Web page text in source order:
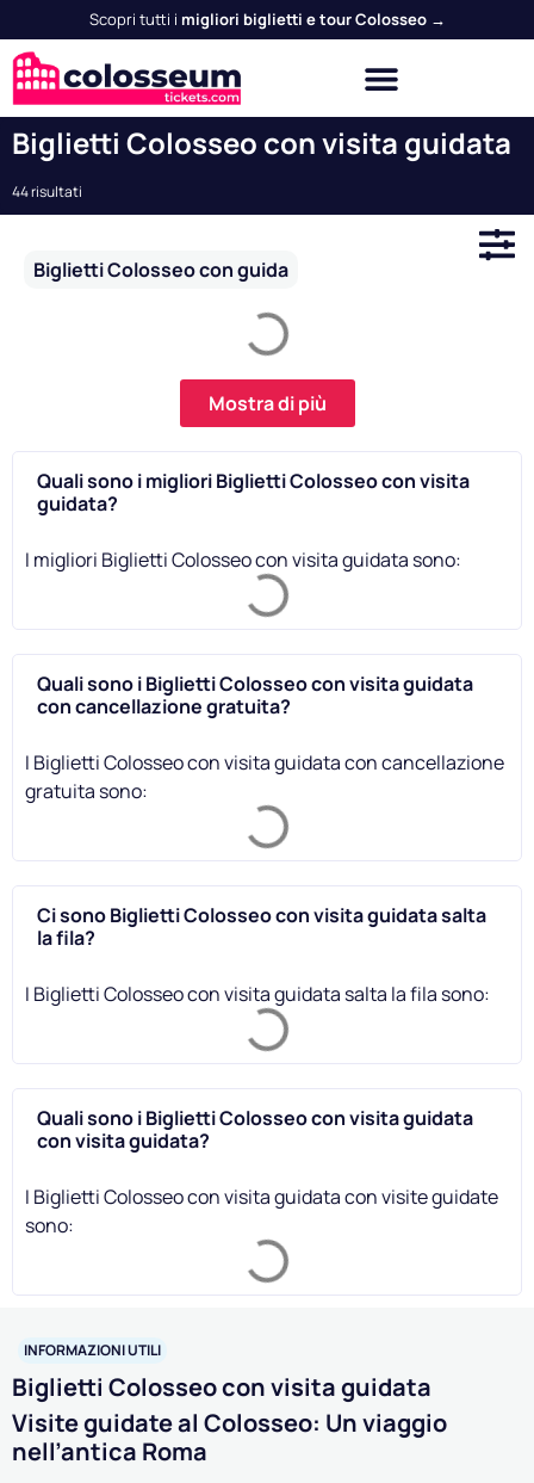
Scopri tutti i migliori biglietti e tour Colosseo →
Biglietti Colosseo con visita guidata
44 risultati
Biglietti Colosseo con guida
Mostra di più
Quali sono i migliori Biglietti Colosseo con visita
guidata?
I migliori Biglietti Colosseo con visita guidata sono:
Quali sono i Biglietti Colosseo con visita guidata
con cancellazione gratuita?
I Biglietti Colosseo con visita guidata con cancellazione
gratuita sono:
Ci sono Biglietti Colosseo con visita guidata salta
la fila?
I Biglietti Colosseo con visita guidata salta la fila sono:
Quali sono i Biglietti Colosseo con visita guidata
con visita guidata?
I Biglietti Colosseo con visita guidata con visite guidate
sono:
INFORMAZIONI UTILI
Biglietti Colosseo con visita guidata
Visite guidate al Colosseo: Un viaggio
nell’antica Roma